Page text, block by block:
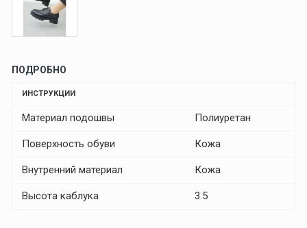
ПОДРОБНО
ИНСТРУКЦИИ
Материал подошвы Полиуретан
Поверхность обуви Кожа
Внутренний материал Кожа
Высота каблука 3.5